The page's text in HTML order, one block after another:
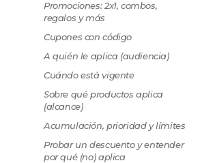
Promociones: 2x1, combos,
regalos y más
Cupones con código
A quién le aplica (audiencia)
Cuándo está vigente
Sobre qué productos aplica
(alcance)
Acumulación, prioridad y límites
Probar un descuento y entender
por qué (no) aplica